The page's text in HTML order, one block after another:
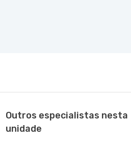
Outros especialistas nesta
unidade